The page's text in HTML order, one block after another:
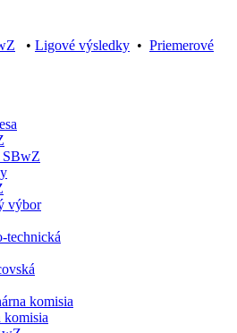
• Ligové výsledky • Priemerové
SBwZ
výbor
technická
komisia
komisia